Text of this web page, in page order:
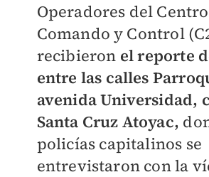
Operadores del
Comando y Control
recibieron el reporte
entre las calles
avenida Universidad,
Santa Cruz Atoyac,
policías capitalinos se
entrevistaron con la